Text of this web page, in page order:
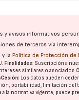
y avisos informativos
de terceros vía
y la Política de Protección de
Finalidades: Suscripción a
similares o asociados.
Cesión: Los datos pueden
portabilidad, limitación del
la normativa vigente, puede